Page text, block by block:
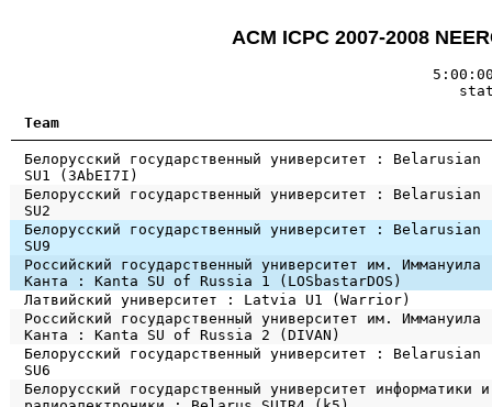
ACM ICPC 2007-2008
Team
Белорусский государственный университет : Belarusian
SU1 (3AbEI7I)
Белорусский государственный университет : Belarusian
SU2
Белорусский государственный университет : Belarusian
SU9
Российский государственный университет им. Иммануила
Канта : Kanta SU of Russia 1 (LOSbastarDOS)
Латвийский университет : Latvia U1 (Warrior)
Российский государственный университет им. Иммануила
Канта : Kanta SU of Russia 2 (DIVAN)
Белорусский государственный университет : Belarusian
SU6
Белорусский государственный университет информатики и